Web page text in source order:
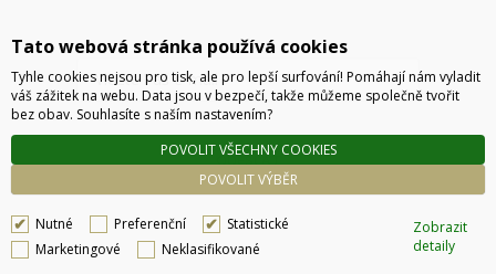
ODESLAT
Tato webová stránka používá cookies
Tyhle cookies nejsou pro tisk, ale pro lepší surfování! Pomáhají nám vyladit
váš zážitek na webu. Data jsou v bezpečí, takže můžeme společně tvořit
bez obav. Souhlasíte s naším nastavením?
POVOLIT VÝBĚR
POVOLIT VŠECHNY COOKIES
Nutné Preferenční
Statistické
Marketingové
Neklasifikované
Zobrazit
detaily